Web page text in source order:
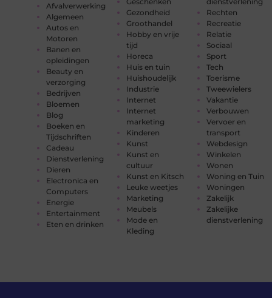
Afvalverwerking
Algemeen
Autos en
Motoren
Banen en
opleidingen
Beauty en
verzorging
Bedrijven
Bloemen
Blog
Boeken en
Tijdschriften
Cadeau
Dienstverlening
Dieren
Electronica en
Computers
Energie
Entertainment
Eten en drinken
Gezondheid
Groothandel
Hobby en vrije
tijd
Horeca
Huis en tuin
Huishoudelijk
Industrie
Internet
Internet
marketing
Kinderen
Kunst
Kunst en
cultuur
Kunst en Kitsch
Leuke weetjes
Marketing
Meubels
Mode en
Kleding
Rechten
Recreatie
Relatie
Sociaal
Sport
Tech
Toerisme
Tweewielers
Vakantie
Verbouwen
Vervoer en
transport
Webdesign
Winkelen
Wonen
Woning en Tuin
Woningen
Zakelijk
Zakelijke
dienstverlening